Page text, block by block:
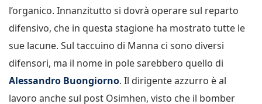
l’organico. Innanzitutto si dovrà operare sul reparto
difensivo, che in questa stagione ha mostrato tutte le
sue lacune. Sul taccuino di Manna ci sono diversi
difensori, ma il nome in pole sarebbero quello di
Alessandro Buongiorno. Il dirigente azzurro è al
lavoro anche sul post Osimhen, visto che il bomber